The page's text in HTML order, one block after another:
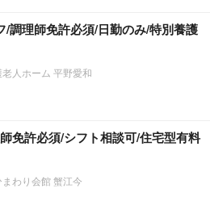
/調理師免許必須/日勤のみ/特別養護
人ホーム 平野愛和
免許必須/シフト相談可/住宅型有料
わり会館 蟹江今